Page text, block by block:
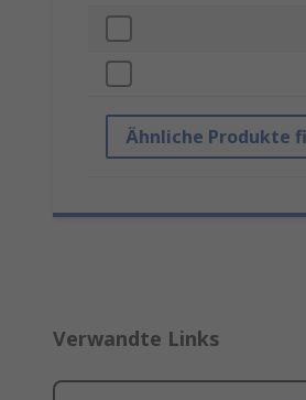
Ähnliche Produkte
Verwandte Links